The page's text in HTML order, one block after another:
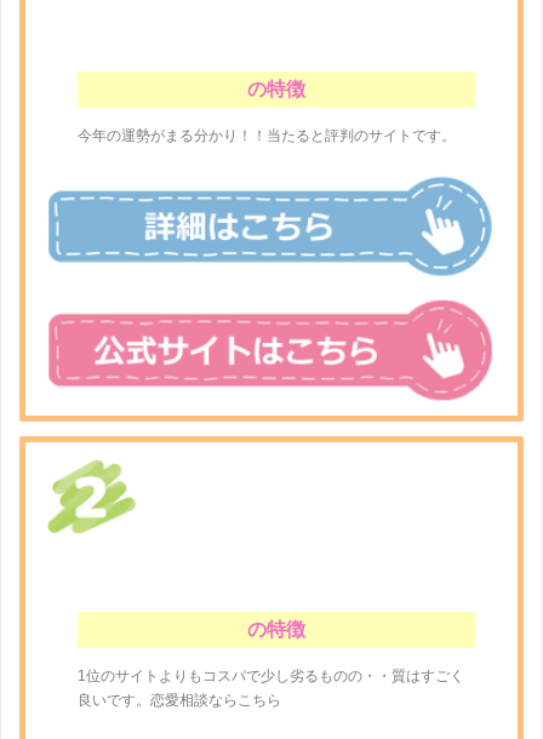
の特徴
今年の運勢がまる分かり！！当たると評判のサイトです。
の特徴
1位のサイトよりもコスパで少し劣るものの・・質はすごく
良いです。恋愛相談ならこちら